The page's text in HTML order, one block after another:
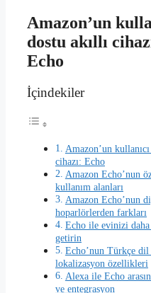
Amazon’un
dostu akıllı
Echo
İçindekiler
Amazon’un
cihazı: Echo
Amazon Echo’nun
kullanım alanları
Amazon Echo’nun
hoparlörlerden farkları
Echo ile evinizi daha
getirin
Echo’nun Türkçe dil
lokalizasyon özellikleri
Alexa ile Echo
ve entegrasyon